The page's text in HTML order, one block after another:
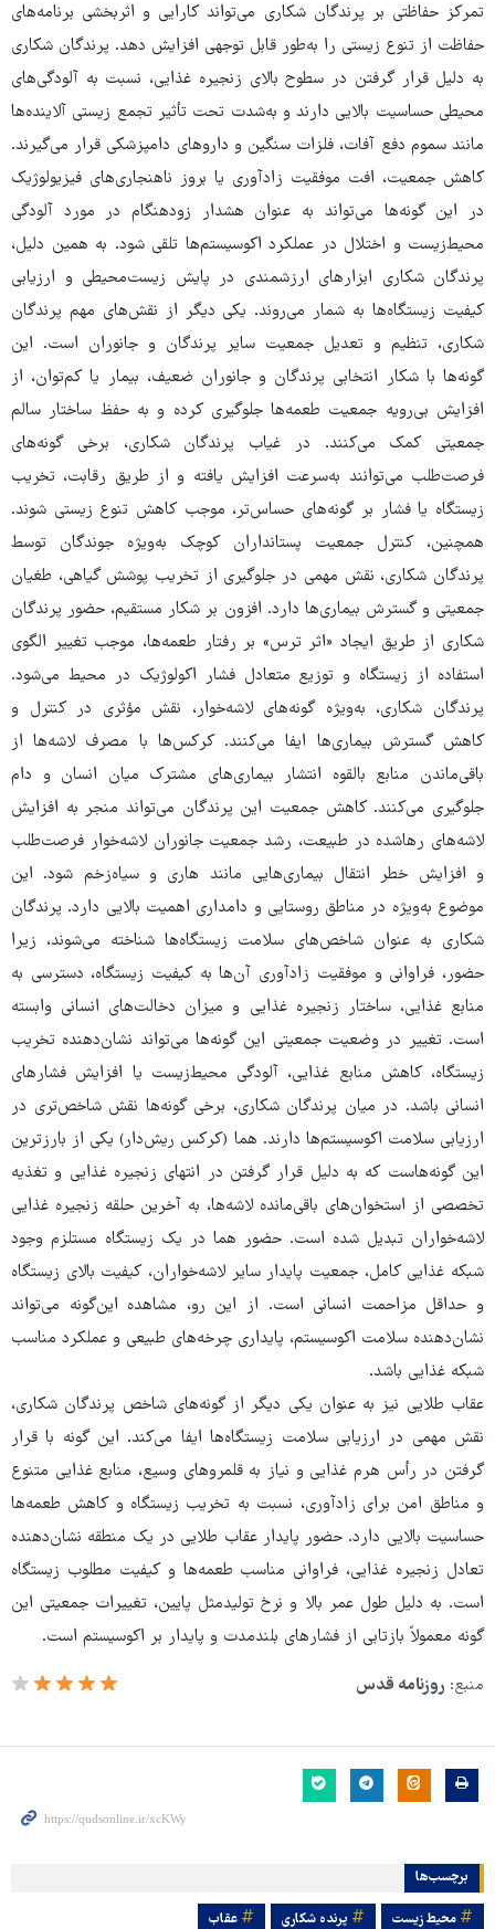
تمرکز حفاظتی بر پرندگان شکاری می‌تواند کارایی و اثربخشی برنامه‌های
حفاظت از تنوع زیستی را به‌طور قابل توجهی افزایش دهد. پرندگان شکاری
به دلیل قرار گرفتن در سطوح بالای زنجیره غذایی، نسبت به آلودگی‌های
محیطی حساسیت بالایی دارند و به‌شدت تحت تأثیر تجمع زیستی آلاینده‌ها
مانند سموم دفع آفات، فلزات سنگین و داروهای دامپزشکی قرار می‌گیرند.
کاهش جمعیت، افت موفقیت زادآوری یا بروز ناهنجاری‌های فیزیولوژیک
در این گونه‌ها می‌تواند به عنوان هشدار زودهنگام در مورد آلودگی
محیط‌زیست و اختلال در عملکرد اکوسیستم‌ها تلقی شود. به همین دلیل،
پرندگان شکاری ابزارهای ارزشمندی در پایش زیست‌محیطی و ارزیابی
کیفیت زیستگاه‌ها به شمار می‌روند. یکی دیگر از نقش‌های مهم پرندگان
شکاری، تنظیم و تعدیل جمعیت سایر پرندگان و جانوران است. این
گونه‌ها با شکار انتخابی پرندگان و جانوران ضعیف، بیمار یا کم‌توان، از
افزایش بی‌رویه جمعیت طعمه‌ها جلوگیری کرده و به حفظ ساختار سالم
جمعیتی کمک می‌کنند. در غیاب پرندگان شکاری، برخی گونه‌های
فرصت‌طلب می‌توانند به‌سرعت افزایش یافته و از طریق رقابت، تخریب
زیستگاه یا فشار بر گونه‌های حساس‌تر، موجب کاهش تنوع زیستی شوند.
همچنین، کنترل جمعیت پستانداران کوچک به‌ویژه جوندگان توسط
پرندگان شکاری، نقش مهمی در جلوگیری از تخریب پوشش گیاهی، طغیان
جمعیتی و گسترش بیماری‌ها دارد. افزون بر شکار مستقیم، حضور پرندگان
شکاری از طریق ایجاد «اثر ترس» بر رفتار طعمه‌ها، موجب تغییر الگوی
استفاده از زیستگاه و توزیع متعادل فشار اکولوژیک در محیط می‌شود.
پرندگان شکاری، به‌ویژه گونه‌های لاشه‌خوار، نقش مؤثری در کنترل و
کاهش گسترش بیماری‌ها ایفا می‌کنند. کرکس‌ها با مصرف لاشه‌ها از
باقی‌ماندن منابع بالقوه انتشار بیماری‌های مشترک میان انسان و دام
جلوگیری می‌کنند. کاهش جمعیت این پرندگان می‌تواند منجر به افزایش
لاشه‌های رهاشده در طبیعت، رشد جمعیت جانوران لاشه‌خوار فرصت‌طلب
و افزایش خطر انتقال بیماری‌هایی مانند هاری و سیاه‌زخم شود. این
موضوع به‌ویژه در مناطق روستایی و دامداری اهمیت بالایی دارد. پرندگان
شکاری به عنوان شاخص‌های سلامت زیستگاه‌ها شناخته می‌شوند، زیرا
حضور، فراوانی و موفقیت زادآوری آن‌ها به کیفیت زیستگاه، دسترسی به
منابع غذایی، ساختار زنجیره غذایی و میزان دخالت‌های انسانی وابسته
است. تغییر در وضعیت جمعیتی این گونه‌ها می‌تواند نشان‌دهنده تخریب
زیستگاه، کاهش منابع غذایی، آلودگی محیط‌زیست یا افزایش فشارهای
انسانی باشد. در میان پرندگان شکاری، برخی گونه‌ها نقش شاخص‌تری در
ارزیابی سلامت اکوسیستم‌ها دارند. هما (کرکس ریش‌دار) یکی از بارزترین
این گونه‌هاست که به دلیل قرار گرفتن در انتهای زنجیره غذایی و تغذیه
تخصصی از استخوان‌های باقی‌مانده لاشه‌ها، به آخرین حلقه زنجیره غذایی
لاشه‌خواران تبدیل شده است. حضور هما در یک زیستگاه مستلزم وجود
شبکه غذایی کامل، جمعیت پایدار سایر لاشه‌خواران، کیفیت بالای زیستگاه
و حداقل مزاحمت انسانی است. از این رو، مشاهده این‌گونه می‌تواند
نشان‌دهنده سلامت اکوسیستم، پایداری چرخه‌های طبیعی و عملکرد مناسب
شبکه غذایی باشد.
عقاب طلایی نیز به عنوان یکی دیگر از گونه‌های شاخص پرندگان شکاری،
نقش مهمی در ارزیابی سلامت زیستگاه‌ها ایفا می‌کند. این گونه با قرار
گرفتن در رأس هرم غذایی و نیاز به قلمروهای وسیع، منابع غذایی متنوع
و مناطق امن برای زادآوری، نسبت به تخریب زیستگاه و کاهش طعمه‌ها
حساسیت بالایی دارد. حضور پایدار عقاب طلایی در یک منطقه نشان‌دهنده
تعادل زنجیره غذایی، فراوانی مناسب طعمه‌ها و کیفیت مطلوب زیستگاه
است. به دلیل طول عمر بالا و نرخ تولیدمثل پایین، تغییرات جمعیتی این
گونه معمولاً بازتابی از فشارهای بلندمدت و پایدار بر اکوسیستم است.
منبع: روزنامه قدس
برچسب‌ها
محیط زیست پرنده شکاری عقاب